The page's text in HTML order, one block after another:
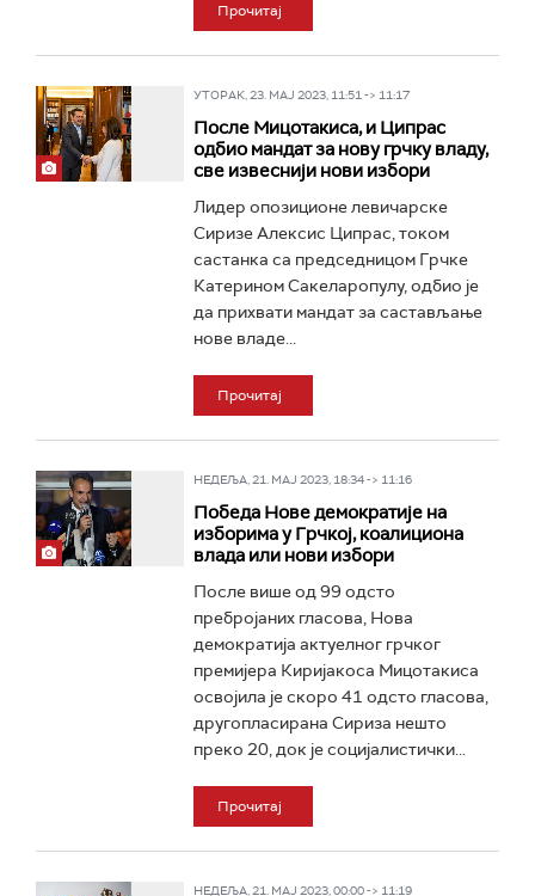
Прочитај
УТОРАК, 23. МАЈ 2023, 11:51 -> 11:17
После Мицотакиса, и Ципрас
одбио мандат за нову грчку владу,
све извеснији нови избори
Лидер опозиционе левичарске
Сиризе Алексис Ципрас, током
састанка са председницом Грчке
Катерином Сакеларопулу, одбио je
да прихвати мандат за састављање
нове владе...
Прочитај
НЕДЕЉА, 21. МАЈ 2023, 18:34 -> 11:16
Победа Нове демократије на
изборима у Грчкој, коалициона
влада или нови избори
После више од 99 одсто
пребројаних гласова, Нова
демократија актуелног грчког
премијера Киријакоса Мицотакиса
освојила је скоро 41 одсто гласова,
другопласирана Сириза нешто
преко 20, док је социјалистички...
Прочитај
НЕДЕЉА, 21. МАЈ 2023, 00:00 -> 11:19